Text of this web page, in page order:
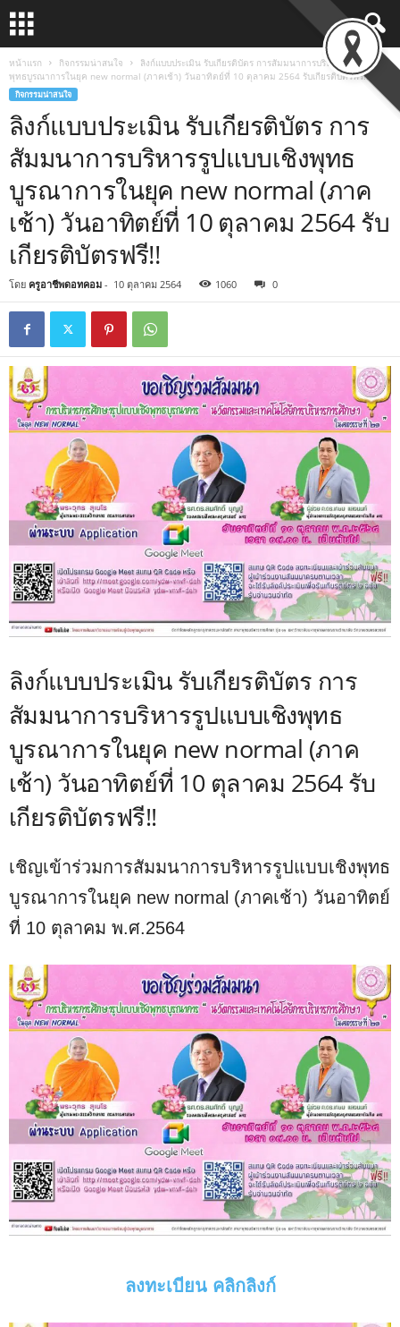
หน้าแรก กิจกรรมน่าสนใจ
ลิงก์แบบประเมิน รับเกียรติบัตร การสัมมนาการบริหารรูปแบบเชิง
พุทธบูรณาการในยุค new normal (ภาคเช้า) วันอาทิตย์ที่ 10 ตุลาคม 2564 รับเกียรติบัตรฟรี!!
กิจกรรมน่าสนใจ
ลิงก์แบบประเมิน รับเกียรติบัตร การ
สัมมนาการบริหารรูปแบบเชิงพุทธ
บูรณาการในยุค new normal (ภาค
เช้า) วันอาทิตย์ที่ 10 ตุลาคม 2564 รับ
เกียรติบัตรฟรี!!
โดย ครูอาชีพดอทคอม - 10 ตุลาคม 2564 1060 0
ลิงก์แบบประเมิน รับเกียรติบัตร การ
สัมมนาการบริหารรูปแบบเชิงพุทธ
บูรณาการในยุค new normal (ภาค
เช้า) วันอาทิตย์ที่ 10 ตุลาคม 2564 รับ
เกียรติบัตรฟรี!!
เชิญเข้าร่วมการสัมมนาการบริหารรูปแบบเชิงพุทธ
บูรณาการในยุค new normal (ภาคเช้า) วันอาทิตย์
ที่ 10 ตุลาคม พ.ศ.2564
ลงทะเบียน คลิกลิงก์